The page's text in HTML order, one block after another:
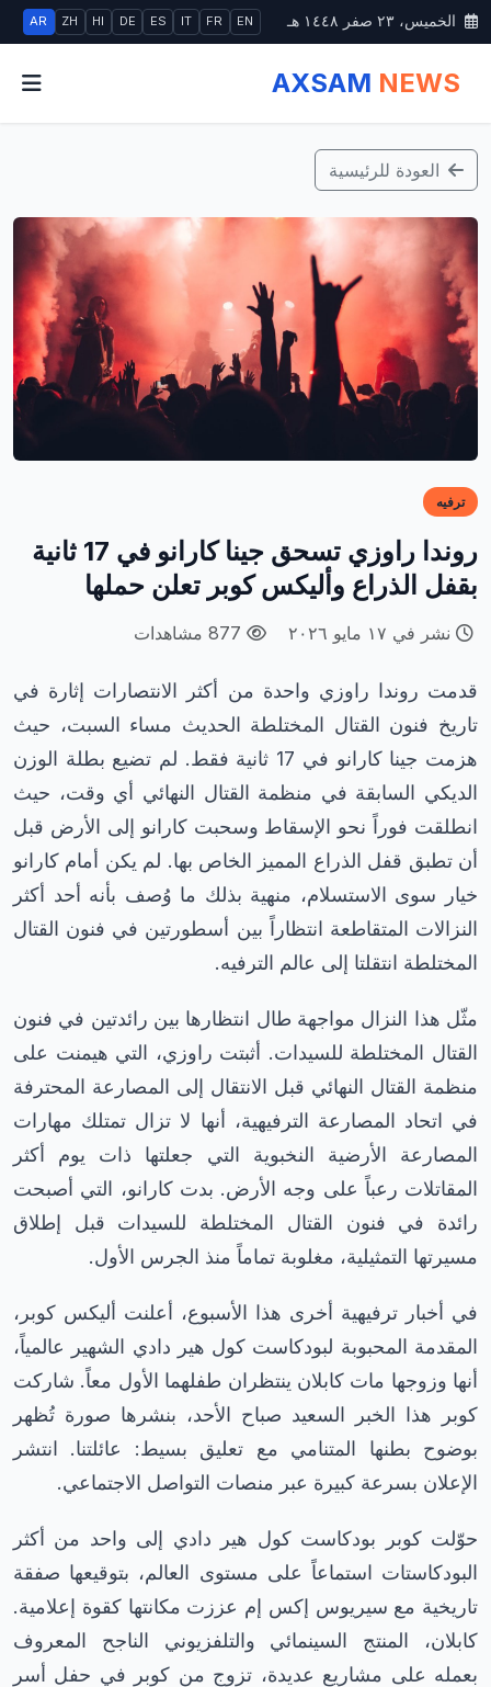
الخميس، ٢٣ صفر ١٤٤٨ هـ EN
FR
IT
ES
DE
HI
ZH
AR
AXSAM NEWS
العودة للرئيسية
ترفيه
روندا راوزي تسحق جينا كارانو في 17 ثانية
بقفل الذراع وأليكس كوبر تعلن حملها
نشر في ١٧ مايو ٢٠٢٦
قدمت روندا راوزي واحدة من أكثر الانتصارات إثارة في
تاريخ فنون القتال المختلطة الحديث مساء السبت، حيث
هزمت جينا كارانو في 17 ثانية فقط. لم تضيع بطلة الوزن
الديكي السابقة في منظمة القتال النهائي أي وقت، حيث
انطلقت فوراً نحو الإسقاط وسحبت كارانو إلى الأرض قبل
أن تطبق قفل الذراع المميز الخاص بها. لم يكن أمام كارانو
خيار سوى الاستسلام، منهية بذلك ما وُصف بأنه أحد أكثر
النزالات المتقاطعة انتظاراً بين أسطورتين في فنون القتال
المختلطة انتقلتا إلى عالم الترفيه.
مثّل هذا النزال مواجهة طال انتظارها بين رائدتين في فنون
القتال المختلطة للسيدات. أثبتت راوزي، التي هيمنت على
منظمة القتال النهائي قبل الانتقال إلى المصارعة المحترفة
في اتحاد المصارعة الترفيهية، أنها لا تزال تمتلك مهارات
المصارعة الأرضية النخبوية التي جعلتها ذات يوم أكثر
المقاتلات رعباً على وجه الأرض. بدت كارانو، التي أصبحت
رائدة في فنون القتال المختلطة للسيدات قبل إطلاق
مسيرتها التمثيلية، مغلوبة تماماً منذ الجرس الأول.
في أخبار ترفيهية أخرى هذا الأسبوع، أعلنت أليكس كوبر،
المقدمة المحبوبة لبودكاست كول هير دادي الشهير عالمياً،
أنها وزوجها مات كابلان ينتظران طفلهما الأول معاً. شاركت
كوبر هذا الخبر السعيد صباح الأحد، بنشرها صورة تُظهر
بوضوح بطنها المتنامي مع تعليق بسيط: عائلتنا. انتشر
الإعلان بسرعة كبيرة عبر منصات التواصل الاجتماعي.
حوّلت كوبر بودكاست كول هير دادي إلى واحد من أكثر
البودكاستات استماعاً على مستوى العالم، بتوقيعها صفقة
تاريخية مع سيريوس إكس إم عززت مكانتها كقوة إعلامية.
كابلان، المنتج السينمائي والتلفزيوني الناجح المعروف
بعمله على مشاريع عديدة، تزوج من كوبر في حفل أسر